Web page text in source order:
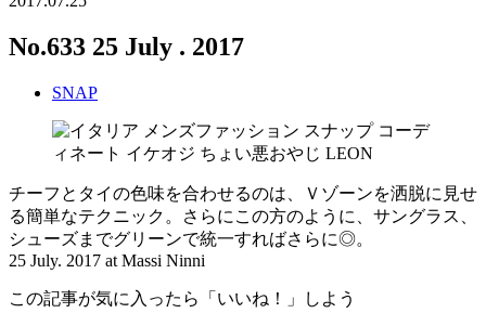
No.633 25 July . 2017
SNAP
チーフとタイの色味を合わせるのは、Ｖゾーンを洒脱に見せ
る簡単なテクニック。さらにこの方のように、サングラス、
シューズまでグリーンで統一すればさらに◎。
25 July. 2017 at Massi Ninni
この記事が気に入ったら「いいね！」しよう